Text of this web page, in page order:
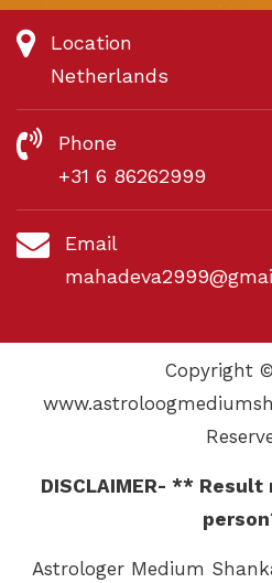
Location
Netherlands
Phone
+31 6 86262999
Email
Copyright
DISCLAIMER- **
Astrologer Medium